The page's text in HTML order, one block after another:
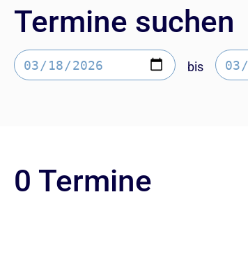
Termine suchen
bis
0 Termine